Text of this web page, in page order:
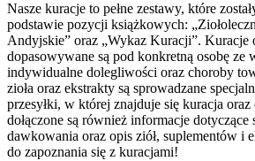
Nasze kuracje to pełne zestawy, które
podstawie pozycji książkowych:
Andyjskie” oraz „Wykaz Kuracji”. Kuracje
dopasowywane są pod konkretną osobę ze
indywidualne dolegliwości oraz choroby
zioła oraz ekstrakty są sprowadzane
przesyłki, w której znajduje się kuracja oraz
dołączone są również informacje dotyczące
dawkowania oraz opis ziół, suplementów i
do zapoznania się z kuracjami!